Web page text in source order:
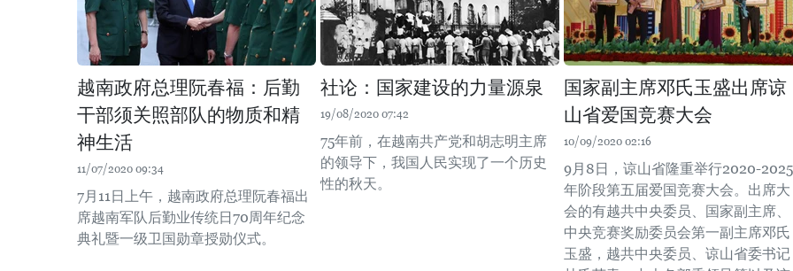
越南政府总理阮春福：后勤
干部须关照部队的物质和精
神生活
11/07/2020 09:34
7月11日上午，越南政府总理阮春福出
席越南军队后勤业传统日70周年纪念
典礼暨一级卫国勋章授勋仪式。
社论：国家建设的力量源泉
19/08/2020 07:42
75年前，在越南共产党和胡志明主席
的领导下，我国人民实现了一个历史
性的秋天。
国家副主席邓氏玉盛出席谅
山省爱国竞赛大会
10/09/2020 02:16
9月8日，谅山省隆重举行2020-2025
年阶段第五届爱国竞赛大会。出席大
会的有越共中央委员、国家副主席、
中央竞赛奖励委员会第一副主席邓氏
玉盛，越共中央委员、谅山省委书记